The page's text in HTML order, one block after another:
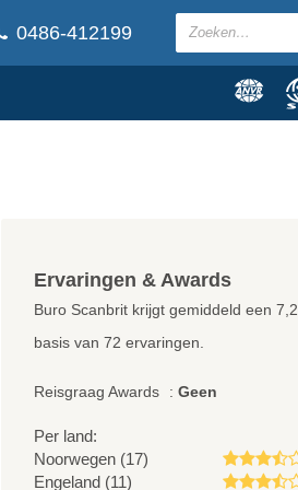
0486-412199
Ervaringen & Awards
Buro Scanbrit krijgt gemiddeld een 7,2
basis van 72 ervaringen.
Reisgraag Awards : Geen
Per land:
Noorwegen (17)
Engeland (11)